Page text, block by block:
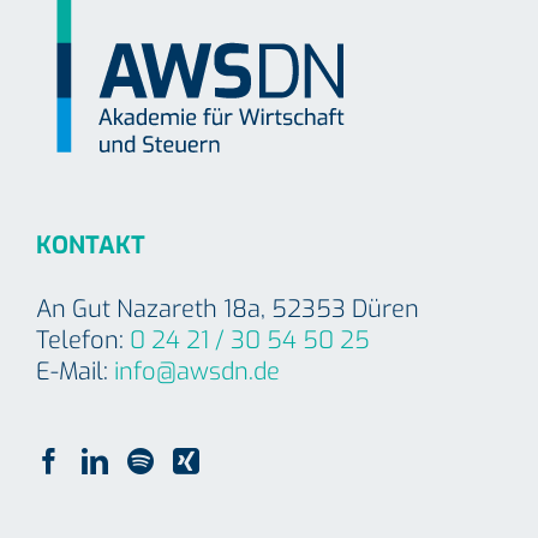
KONTAKT
An Gut Nazareth 18a, 52353 Düren
Telefon: 0 24 21 / 30 54 50 25
E-Mail: info@awsdn.de